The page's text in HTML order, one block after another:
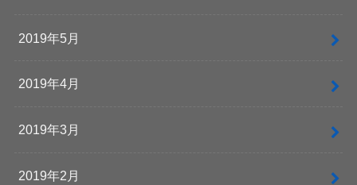
2019年5月
2019年4月
2019年3月
2019年2月